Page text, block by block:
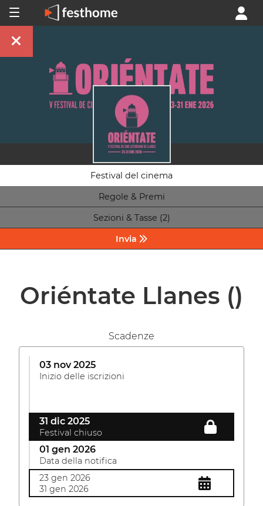
Festival del cinema
Regole & Premi
Sezioni & Tasse (2)
Invia
Oriéntate Llanes ()
Scadenze
03 nov 2025
Inizio delle iscrizioni
31 dic 2025
Festival chiuso
01 gen 2026
Data della notifica
23 gen 2026
31 gen 2026